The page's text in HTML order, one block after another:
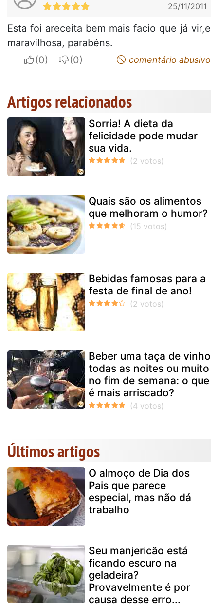
25/11/2011
Esta foi areceita bem mais facio que já vir,e
maravilhosa, parabéns.
I apreciateI do not appreciatecomentário abusivo
Artigos relacionados
Sorria! A dieta da
felicidade pode mudar
sua vida.
Quais são os alimentos
que melhoram o humor?
Bebidas famosas para a
festa de final de ano!
Beber uma taça de vinho
todas as noites ou muito
no fim de semana: o que
é mais arriscado?
Últimos artigos
O almoço de Dia dos
Pais que parece
especial, mas não dá
trabalho
Seu manjericão está
ficando escuro na
geladeira?
Provavelmente é por
causa desse erro...